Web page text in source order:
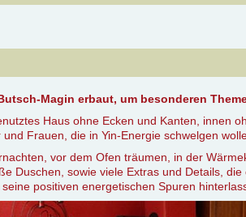
Magin erbaut, um besonderen
Haus ohne Ecken und Kanten, innen
Frauen, die in Yin-Energie schwelgen
vor dem Ofen träumen, in der
Duschen, sowie viele Extras und Details,
positiven energetischen Spuren